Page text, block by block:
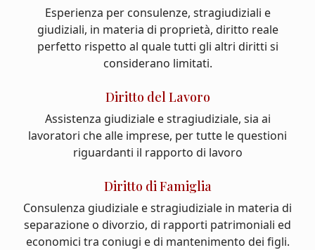
Esperienza per consulenze, stragiudiziali e
giudiziali, in materia di proprietà, diritto reale
perfetto rispetto al quale tutti gli altri diritti si
considerano limitati.
Diritto del Lavoro
Assistenza giudiziale e stragiudiziale, sia ai
lavoratori che alle imprese, per tutte le questioni
riguardanti il rapporto di lavoro
Diritto di Famiglia
Consulenza giudiziale e stragiudiziale in materia di
separazione o divorzio, di rapporti patrimoniali ed
economici tra coniugi e di mantenimento dei figli.